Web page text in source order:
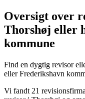
Oversigt over
Thorshøj eller
kommune
Find en dygtig revisor
eller Frederikshavn
Vi fandt 21